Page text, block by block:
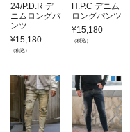
24/P.D.R デ
ニムロングパ
ンツ
¥15,180
（税込）
H.P.C デニム
ロングパンツ
¥15,180
（税込）